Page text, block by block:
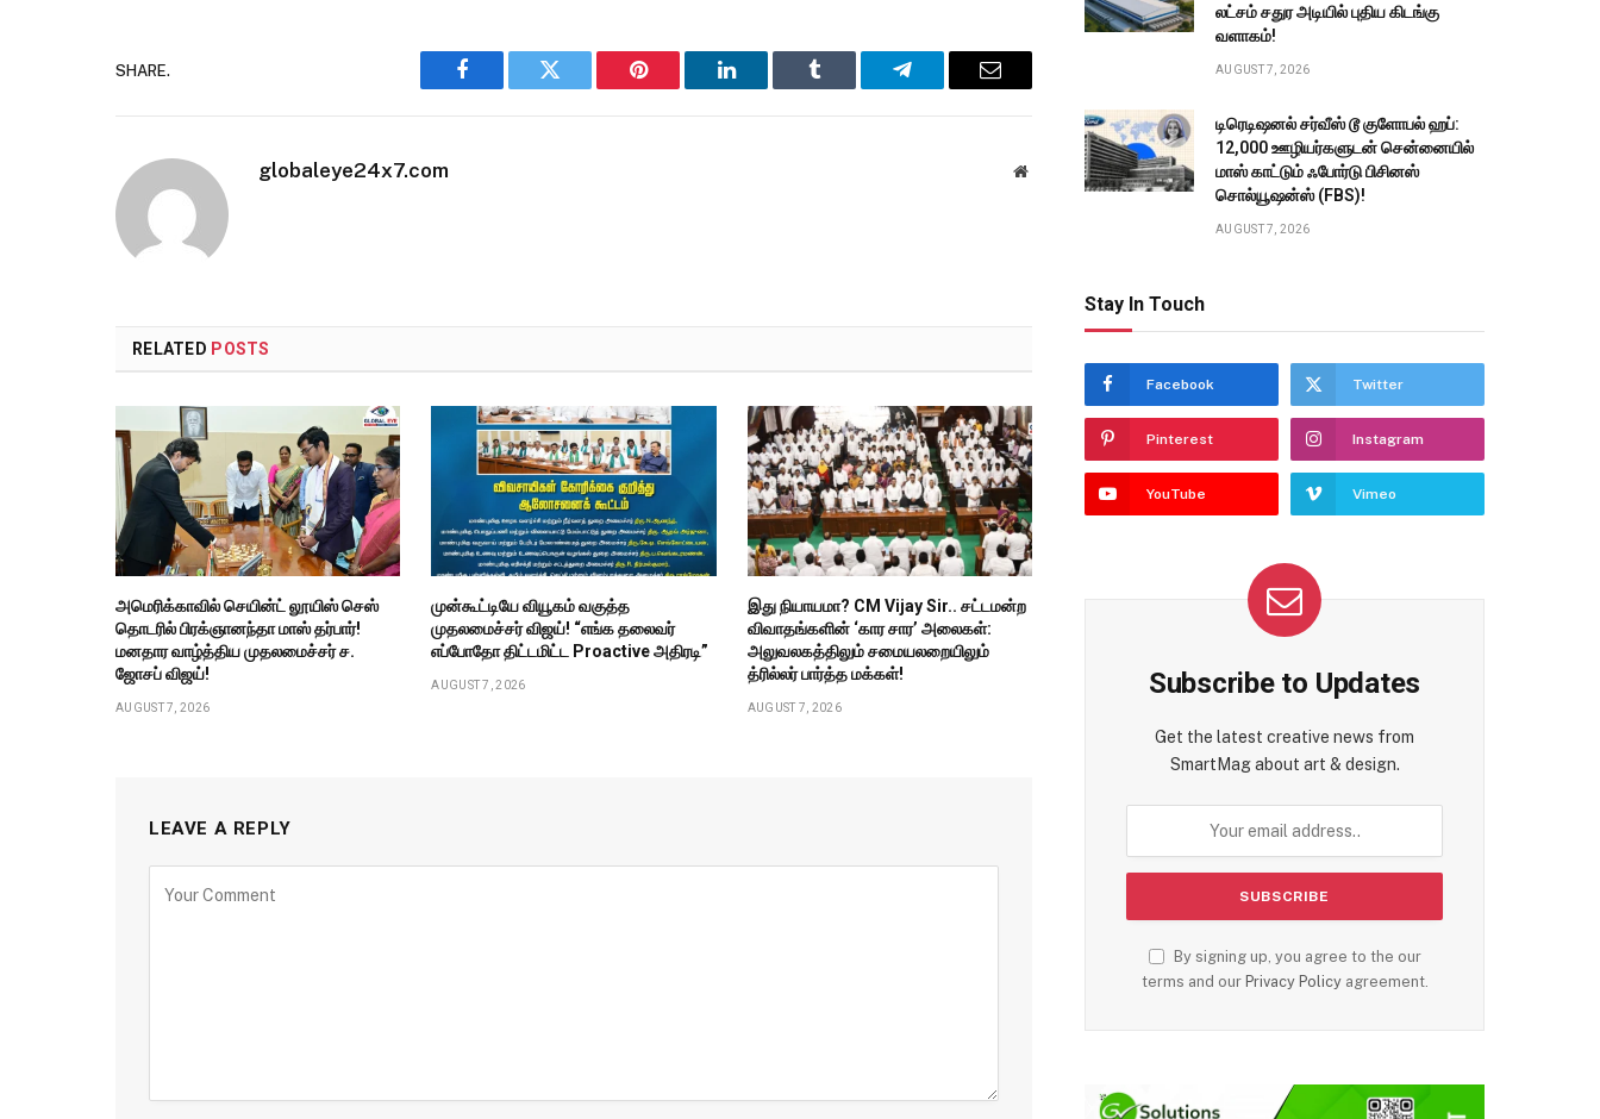
SHARE.
Facebook Twitter Pinterest LinkedIn Tumblr Telegram Email
globaleye24x7.com Website
RELATED POSTS
அமெரிக்காவில் செயின்ட் லூயிஸ் செஸ்
தொடரில் பிரக்ஞானந்தா மாஸ் தர்பார்!
மனதார வாழ்த்திய முதலமைச்சர் ச.
ஜோசப் விஜய்!
AUGUST 7, 2026
முன்கூட்டியே வியூகம் வகுத்த
முதலமைச்சர் விஜய்! “எங்க தலைவர்
எப்போதோ திட்டமிட்ட Proactive அதிரடி”
AUGUST 7, 2026
இது நியாயமா? CM Vijay Sir.. சட்டமன்ற
விவாதங்களின் ‘கார சார’ அலைகள்:
அலுவலகத்திலும் சமையலறையிலும்
த்ரில்லர் பார்த்த மக்கள்!
AUGUST 7, 2026
LEAVE A REPLY
லட்சம் சதுர அடியில் புதிய கிடங்கு
வளாகம்!
AUGUST 7, 2026
டிரெடிஷனல் சர்வீஸ் டூ குளோபல் ஹப்:
12,000 ஊழியர்களுடன் சென்னையில்
மாஸ் காட்டும் ஃபோர்டு பிசினஸ்
சொல்யூஷன்ஸ் (FBS)!
AUGUST 7, 2026
Stay In Touch
Facebook Twitter
Pinterest Instagram
YouTube Vimeo
Subscribe to Updates
Get the latest creative news from
SmartMag about art & design.
By signing up, you agree to the our
terms and our Privacy Policyagreement.